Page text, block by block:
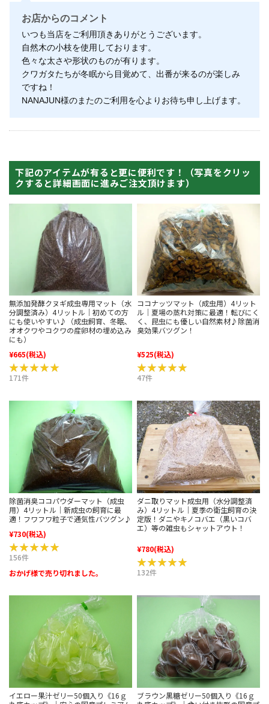
お店からのコメント
いつも当店をご利用頂きありがとうございます。
自然木の小枝を使用しております。
色々な太さや形状のものが有ります。
クワガタたちが冬眠から目覚めて、出番が来るのが楽しみ
ですね！
NANAJUN様のまたのご利用を心よりお待ち申し上げます。
下記のアイテムが有ると更に便利です！（写真をクリッ
クすると詳細画面に進みご注文頂けます）
無添加発酵クヌギ成虫専用マット（水
分調整済み）4リットル｜初めての方
にも使いやすい♪（成虫飼育、冬眠、
オオクワやコクワの産卵材の埋め込み
にも）
¥665(税込)
★★★★★
★★★★★
171件
ココナッツマット（成虫用）4リット
ル｜夏場の蒸れ対策に最適！転びにく
く、昆虫にも優しい自然素材♪除菌消
臭効果バツグン！
¥525(税込)
★★★★★
★★★★★
47件
除菌消臭ココパウダーマット（成虫
用）4リットル｜新成虫の飼育に最
適！フワフワ粒子で通気性バツグン♪
¥730(税込)
★★★★★
★★★★★
156件
おかげ様で売り切れました。
ダニ取りマット成虫用（水分調整済
み）4リットル｜夏季の衛生飼育の決
定版！ダニやキノコバエ（黒いコバ
エ）等の雑虫もシャットアウト！
¥780(税込)
★★★★★
★★★★★
132件
イエロー果汁ゼリー50個入り《16ｇ
ブラウン黒糖ゼリー50個入り《16ｇ